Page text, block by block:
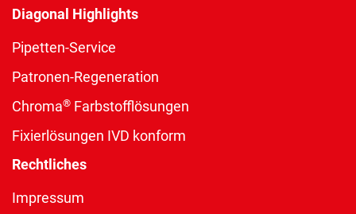
Diagonal Highlights
Pipetten-Service
Patronen-Regeneration
Chroma® Farbstofflösungen
Fixierlösungen IVD konform
Rechtliches
Impressum